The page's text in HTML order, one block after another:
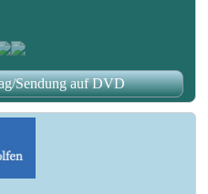
Sendung auf DVD